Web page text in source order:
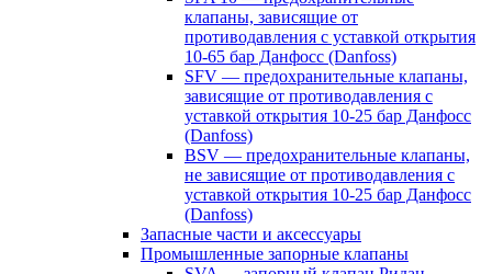
клапаны, зависящие от
противодавления с уставкой открытия
10-65 бар Данфосс (Danfoss)
SFV — предохранительные клапаны,
зависящие от противодавления с
уставкой открытия 10-25 бар Данфосс
(Danfoss)
BSV — предохранительные клапаны,
не зависящие от противодавления с
уставкой открытия 10-25 бар Данфосс
(Danfoss)
Запасные части и аксессуары
Промышленные запорные клапаны